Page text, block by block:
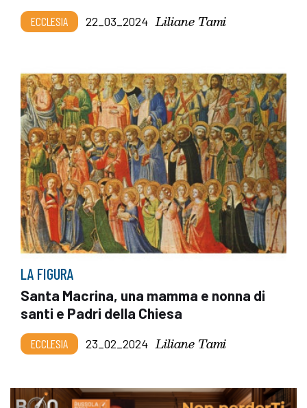
ECCLESIA 22_03_2024 Liliane Tami
LA FIGURA
Santa Macrina, una mamma e nonna di
santi e Padri della Chiesa
ECCLESIA 23_02_2024 Liliane Tami